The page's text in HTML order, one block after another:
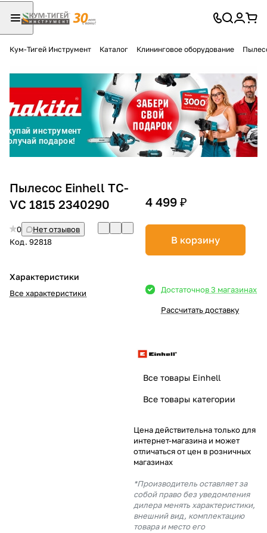
Кум-Тигей Инструмент Каталог Клининговое оборудование
Пылесос Einhell TC-
VC 1815 2340290
0
Нет отзывов
Код. 92818
Характеристики
Все характеристики
4 499 ₽
В корзину
Достаточнов 3 магазинах
Рассчитать доставку
Все товары Einhell
Все товары категории
Цена действительна только для
интернет-магазина и может
отличаться от цен в розничных
магазинах
*Производитель оставляет за
собой право без уведомления
дилера менять характеристики,
внешний вид, комплектацию
товара и место его
Разбейте
оплатуна части
без переплат
График платежей
Сегодня
25%
в корзину
% картой любого банка
% будут
с вашей карты